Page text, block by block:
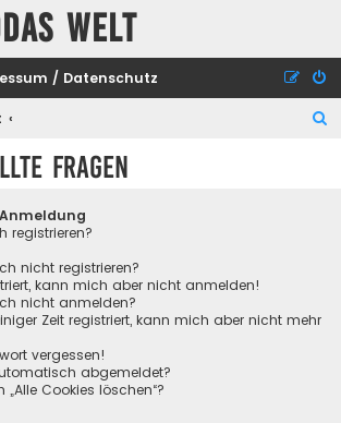
Welt
/ Datenschutz
Fragen
registrieren?
nicht registrieren?
kann mich aber nicht anmelden!
nicht anmelden?
Zeit registriert, kann mich aber nicht mehr
vergessen!
abgemeldet?
Cookies löschen“?